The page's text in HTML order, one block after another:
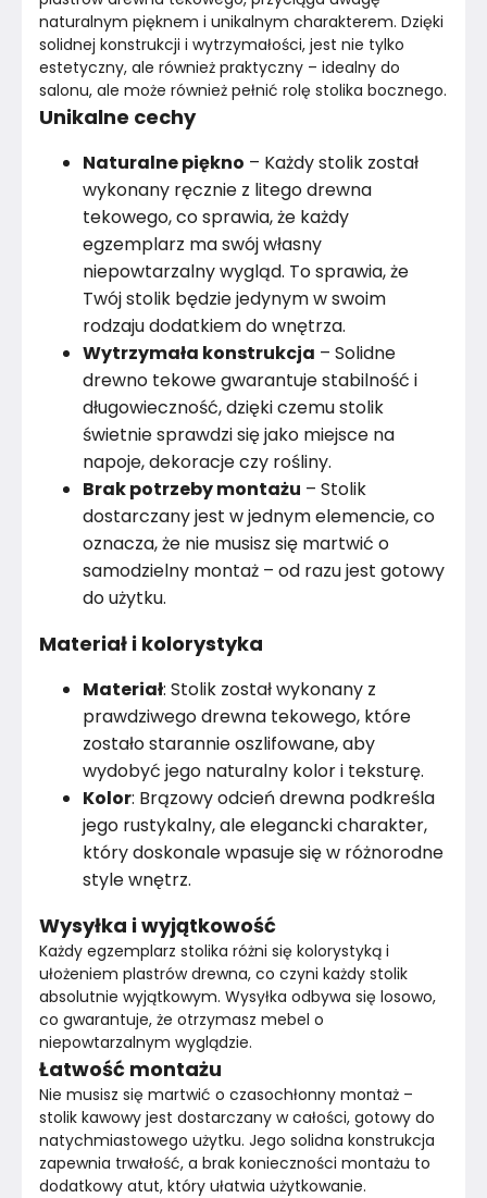
naturalnym pięknem i unikalnym charakterem. Dzięki
solidnej konstrukcji i wytrzymałości, jest nie tylko
estetyczny, ale również praktyczny – idealny do
salonu, ale może również pełnić rolę stolika bocznego.
Unikalne cechy
Naturalne piękno – Każdy stolik został
wykonany ręcznie z litego drewna
tekowego, co sprawia, że każdy
egzemplarz ma swój własny
niepowtarzalny wygląd. To sprawia, że
Twój stolik będzie jedynym w swoim
rodzaju dodatkiem do wnętrza.
Wytrzymała konstrukcja – Solidne
drewno tekowe gwarantuje stabilność i
długowieczność, dzięki czemu stolik
świetnie sprawdzi się jako miejsce na
napoje, dekoracje czy rośliny.
Brak potrzeby montażu – Stolik
dostarczany jest w jednym elemencie, co
oznacza, że nie musisz się martwić o
samodzielny montaż – od razu jest gotowy
do użytku.
Materiał i kolorystyka
Materiał: Stolik został wykonany z
prawdziwego drewna tekowego, które
zostało starannie oszlifowane, aby
wydobyć jego naturalny kolor i teksturę.
Kolor: Brązowy odcień drewna podkreśla
jego rustykalny, ale elegancki charakter,
który doskonale wpasuje się w różnorodne
style wnętrz.
Wysyłka i wyjątkowość
Każdy egzemplarz stolika różni się kolorystyką i
ułożeniem plastrów drewna, co czyni każdy stolik
absolutnie wyjątkowym. Wysyłka odbywa się losowo,
co gwarantuje, że otrzymasz mebel o
niepowtarzalnym wyglądzie.
Łatwość montażu
Nie musisz się martwić o czasochłonny montaż –
stolik kawowy jest dostarczany w całości, gotowy do
natychmiastowego użytku. Jego solidna konstrukcja
zapewnia trwałość, a brak konieczności montażu to
dodatkowy atut, który ułatwia użytkowanie.